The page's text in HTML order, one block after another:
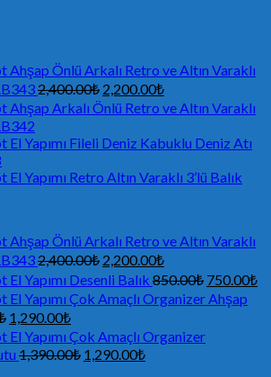
Ahşap Önlü Arkalı Retro ve Altın Varaklı
2,400.00₺ 2,200.00₺
Ahşap Arkalı Önlü Retro ve Altın Varaklı
El Yapımı Fileli Deniz Kabuklu Deniz Atı
Yapımı Retro Altın Varaklı 3’lü Balık
Ahşap Önlü Arkalı Retro ve Altın Varaklı
2,400.00₺ 2,200.00₺
Yapımı Desenli Balık 850.00₺ 750.00₺
Yapımı Çok Amaçlı Organizer Ahşap
1,290.00₺
Yapımı Çok Amaçlı Organizer
1,390.00₺ 1,290.00₺